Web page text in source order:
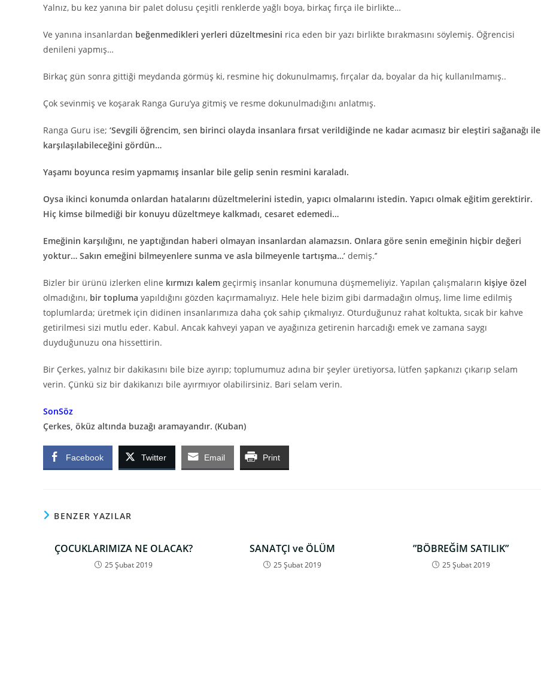
Yalnız, bu kez yanına bir palet dolusu çeşitli renklerde yağlı boya, birkaç fırça ile birlikte…
Ve yanına insanlardan beğenmedikleri yerleri düzeltmesini rica eden bir yazı birlikte bırakmasını söylemiş. Öğrencisi
denileni yapmış…
Birkaç gün sonra gittiği meydanda görmüş ki, resmine hiç dokunulmamış, fırçalar da, boyalar da hiç kullanılmamış..
Çok sevinmiş ve koşarak Ranga Guru’ya gitmiş ve resme dokunulmadığını anlatmış.
Ranga Guru ise; ‘Sevgili öğrencim, sen birinci olayda insanlara fırsat verildiğinde ne kadar acımasız bir eleştiri sağanağı ile
karşılaşılabileceğini gördün…
Yaşamı boyunca resim yapmamış insanlar bile gelip senin resmini karaladı.
Oysa ikinci konumda onlardan hatalarını düzeltmelerini istedin, yapıcı olmalarını istedin. Yapıcı olmak eğitim gerektirir.
Hiç kimse bilmediği bir konuyu düzeltmeye kalkmadı, cesaret edemedi…
Emeğinin karşılığını, ne yaptığından haberi olmayan insanlardan alamazsın. Onlara göre senin emeğinin hiçbir değeri
yoktur… Sakın emeğini bilmeyenlere sunma ve asla bilmeyenle tartışma…’ demiş.’’
Bizler bir ürünü izlerken eline kırmızı kalem geçirmiş insanlar konumuna düşmemeliyiz. Yapılan çalışmaların kişiye özel
olmadığını, bir topluma yapıldığını gözden kaçırmamalıyız. Hele hele bizim gibi darmadağın olmuş, lime lime edilmiş
toplumlarda; üretmek için didinen insanlarımıza daha çok sahip çıkmalıyız. Oturduğunuz rahat koltukta, sıcak bir kahve
getirilmesi sizi mutlu eder. Kabul. Ancak kahveyi yapan ve ayağınıza getirenin harcadığı emek ve zamana saygı
duyduğunuzu ona hissettirin.
Bir Çerkes, yalnız bir dakikasını bile bize ayırıp; toplumumuz adına bir şeyler üretiyorsa, lütfen şapkanızı çıkarıp selam
verin. Çünkü siz bir dakikanızı bile ayırmıyor olabilirsiniz. Bari selam verin.
SonSöz
Çerkes, öküz altında buzağı aramayandır. (Kuban)
Facebook Twitter Email Print
BENZER YAZILAR
ÇOCUKLARIMIZA NE OLACAK?
25 Şubat 2019
SANATÇI ve ÖLÜM
25 Şubat 2019
”BÖBREĞİM SATILIK”
25 Şubat 2019